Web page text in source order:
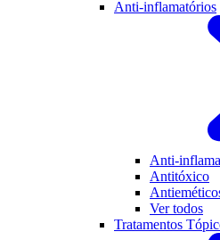
Anti-inflamatórios
Anti-
Antitóxico
Ver todos
Tratamentos